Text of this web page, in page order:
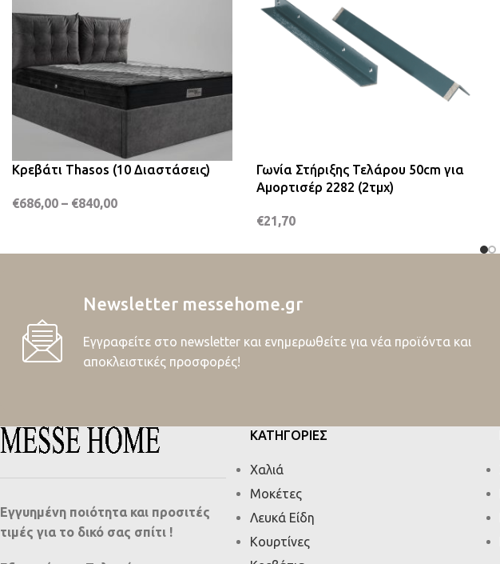
Κρεβάτι Thasos (10 Διαστάσεις)
€686,00 – €840,00
Γωνία Στήριξης Τελάρου 50cm για
Αμορτισέρ 2282 (2τμχ)
€21,70
Newsletter messehome.gr
Εγγραφείτε στο newsletter και ενημερωθείτε για νέα προϊόντα και
αποκλειστικές προσφορές!
Εγγυημένη ποιότητα και προσιτές
τιμές για το δικό σας σπίτι !
ΚΑΤΗΓΟΡΙΕΣ
Χαλιά
Μοκέτες
Λευκά Είδη
Κουρτίνες